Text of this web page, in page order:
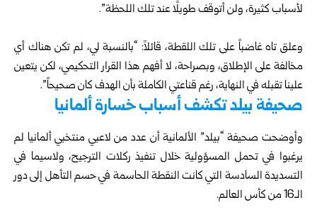
لأسباب كثيرة، ولن أتوقف طويلًا عند تلك اللحظة”.
وعلق تاه غاضباً على تلك اللقطة، قائلاً: “بالنسبة لي، لم تكن هناك أي
مخالفة على الإطلاق، وبصراحة، لا أفهم هذا القرار التحكيمي، لكن يتعين
علينا تقبله في النهاية، رغم قناعتي الكاملة بأن الهدف كان صحيحاً”.
صحيفة بيلد تكشف أسباب خسارة ألمانيا
وأوضحت صحيفة “بيلد” الألمانية أن عدد من لاعبي منتخبي ألمانيا لم
يرغبوا في تحمل المسؤولية خلال تنفيذ ركلات الترجيح، ولاسيما في
التسديدة السادسة التي كانت النقطة الحاسمة في حسم التأهل إلى دور
الـ16 من كأس العالم.